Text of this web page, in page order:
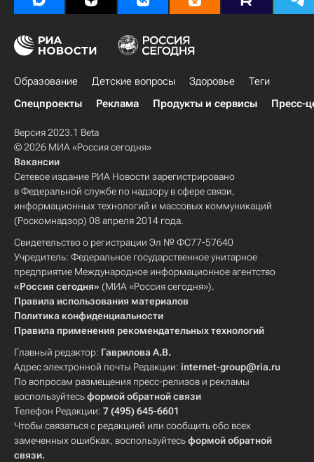
Фонд "Обнаженные сердца"
Детские вопросы
Россия
Образование Детские вопросы Здоровье
Теги
Спецпроекты
Реклама Продукты и сервисы Пресс-
Версия 2023.1 Beta
© 2026 МИА «Россия сегодня»
Вакансии
Сетевое издание РИА Новости зарегистрировано
в Федеральной службе по надзору в сфере связи,
информационных технологий и массовых коммуникаций
(Роскомнадзор) 08 апреля 2014 года.
Свидетельство о регистрации Эл № ФС77-57640
Учредитель: Федеральное государственное унитарное
предприятие Международное информационное агентство
«Россия сегодня» (МИА «Россия сегодня»).
Правила использования материалов
Политика конфиденциальности
Правила применения рекомендательных технологий
Главный редактор: Гаврилова А.В.
Адрес электронной почты Редакции: internet-group@ria.ru
По вопросам размещения пресс-релизов и рекламы
воспользуйтесьформой обратной связи
Телефон Редакции: 7 (495) 645-6601
Чтобы связаться с редакцией или сообщить обо всех
замеченных ошибках, воспользуйтесьформой обратной
связи.